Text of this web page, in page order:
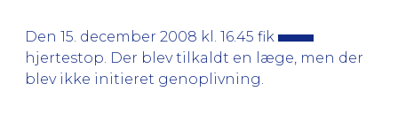
Den 15. december 2008 kl. 16.45 fik
hjertestop. Der blev tilkaldt en læge, men der
blev ikke initieret genoplivning.